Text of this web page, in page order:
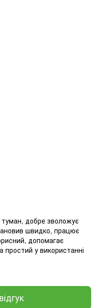
добре зволожує
швидко, працює
допомагає
простий у використанні